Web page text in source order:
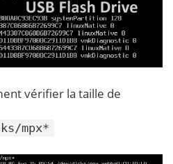
vérifier la taille de
mpx*